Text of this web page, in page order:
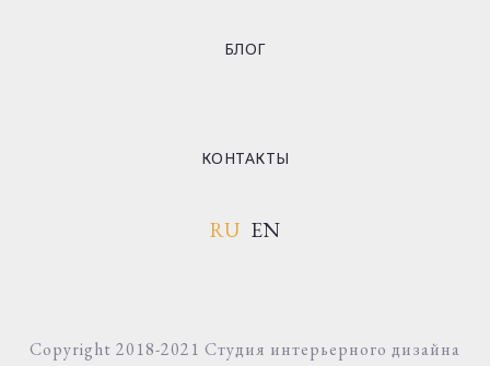
БЛОГ
КОНТАКТЫ
RU EN
Copyright 2018-2021 Студия интерьерного дизайна